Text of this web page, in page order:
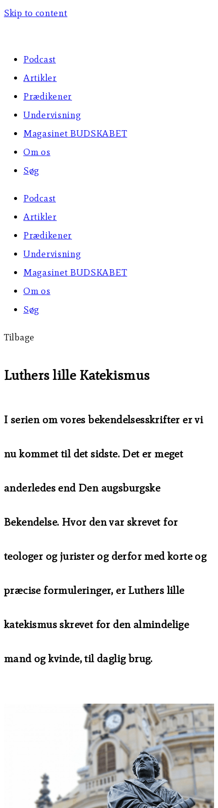
Skip to content
Podcast
Artikler
Prædikener
Undervisning
Magasinet BUDSKABET
Om os
Søg
Podcast
Artikler
Prædikener
Undervisning
Magasinet BUDSKABET
Om os
Søg
Tilbage
Luthers lille Katekismus
I serien om vores bekendelsesskrifter er vi
nu kommet til det sidste. Det er meget
anderledes end Den augsburgske
Bekendelse. Hvor den var skrevet for
teologer og jurister og derfor med korte og
præcise formuleringer, er Luthers lille
katekismus skrevet for den almindelige
mand og kvinde, til daglig brug.